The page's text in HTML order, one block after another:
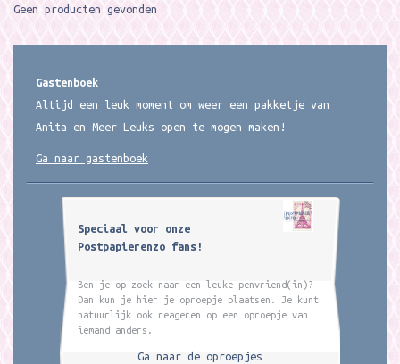
Geen producten gevonden
Gastenboek
Altijd een leuk moment om weer een pakketje van
Anita en Meer Leuks open te mogen maken!
Ga naar gastenboek
Speciaal voor onze
Postpapierenzo fans!
Ben je op zoek naar een leuke penvriend(in)?
Dan kun je hier je oproepje plaatsen. Je kunt
natuurlijk ook reageren op een oproepje van
iemand anders.
Ga naar de oproepjes